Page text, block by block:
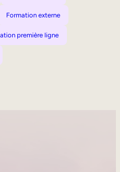
Formation externe
première ligne